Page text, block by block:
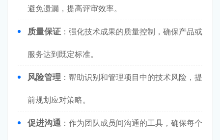
避免遗漏，提高评审效率。
质量保证 ：强化技术成果的质量控制，确保产品或
服务达到既定标准。
风险管理 ：帮助识别和管理项目中的技术风险，提
前规划应对策略。
促进沟通 ：作为团队成员间沟通的工具，确保每个